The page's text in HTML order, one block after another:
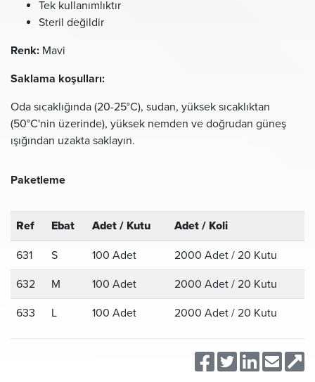
Tek kullanımlıktır
Steril değildir
Renk: Mavi
Saklama koşulları:
Oda sıcaklığında (20-25°C), sudan, yüksek sıcaklıktan
(50°C'nin üzerinde), yüksek nemden ve doğrudan güneş
ışığından uzakta saklayın.
Paketleme
Ref Ebat Adet / Kutu Adet / Koli
631 S 100 Adet 2000 Adet / 20 Kutu
632 M 100 Adet 2000 Adet / 20 Kutu
633 L 100 Adet 2000 Adet / 20 Kutu